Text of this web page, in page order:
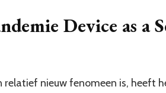
Device as a
relatief nieuw fenomeen is, heeft